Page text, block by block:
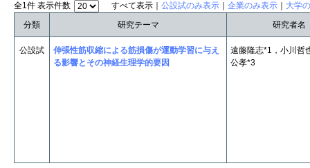
全1件 表示件数 すべて表示｜ 公設試のみ表示 企業のみ表示
大学
分類
研究テーマ 研究者名
公設試
伸張性筋収縮による筋損傷が運動学習に与え
る影響とその神経生理学的要因
遠藤隆志*1，小川哲
公孝*3